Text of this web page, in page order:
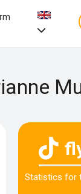
Statistics for